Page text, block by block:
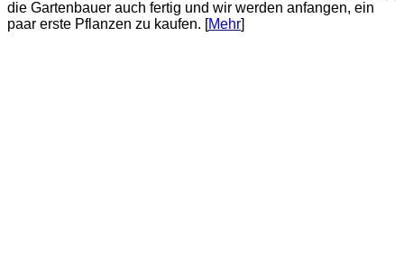
die Gartenbauer auch fertig und wir werden anfangen, ein
paar erste Pflanzen zu kaufen. [Mehr]